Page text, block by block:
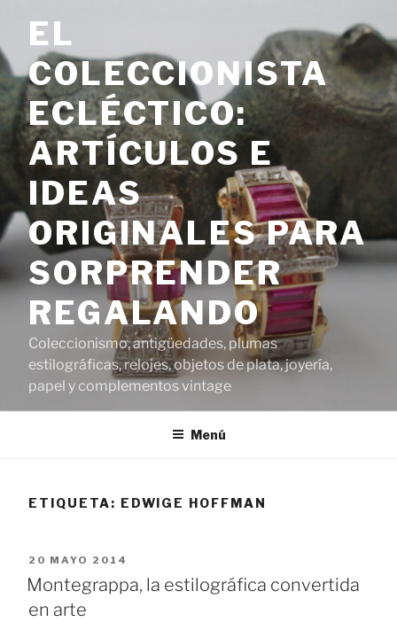
contenido
EL
COLECCIONISTA
ECLÉCTICO:
ARTÍCULOS E
IDEAS
ORIGINALES PARA
SORPRENDER
REGALANDO
Coleccionismo, antigüedades, plumas
estilográficas, relojes, objetos de plata, joyería,
papel y complementos vintage
Menú
ETIQUETA: EDWIGE HOFFMAN
PUBLICADO
EL
20 MAYO 2014
Montegrappa, la estilográfica convertida
en arte